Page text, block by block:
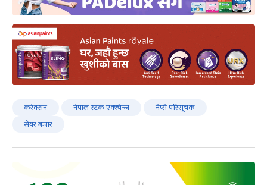
करेक्सन नेपाल स्टक एक्स्चेन्ज
नेप्से परिसूचक
सेयर बजार